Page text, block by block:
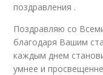
поздравления .
Поздравляю со
благодаря Вашим
каждым днем
умнее и